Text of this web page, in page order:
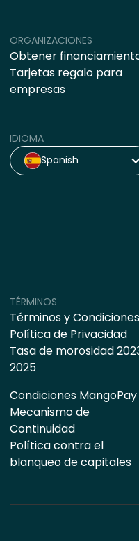
ORGANIZACIONES
Obtener
Tarjetas regalo para
empresas
IDIOMA
Spanish
TÉRMINOS
Términos y Condiciones
Política de Privacidad
Tasa de morosidad
2025
Condiciones MangoPay
Mecanismo de
Continuidad
Política contra el
blanqueo de capitales